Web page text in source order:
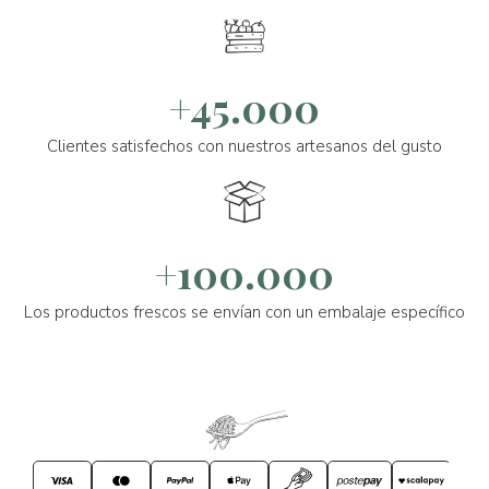
+45.000
Clientes satisfechos con nuestros artesanos del gusto
+100.000
Los productos frescos se envían con un embalaje específico